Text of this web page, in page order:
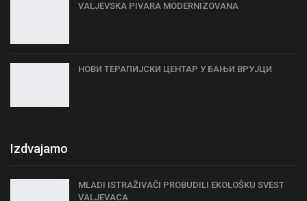
VALJEVSKA PIVARA MODERNIZOVANA
НОВИ TЕРАПИЈСКИ ЦЕНТАР У БАЊИ ВРУЈЦИ
Izdvajamo
MLADI ISTRAŽIVAČI PROBUDILI EKOLOŠKU SVEST
VALJEVACA